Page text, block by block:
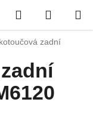
Hledat
KOŠÍK
zadní